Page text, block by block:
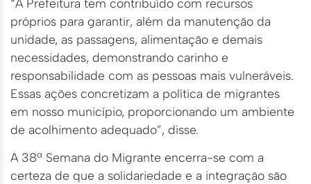
“A Prefeitura tem contribuído com recursos
próprios para garantir, além da manutenção da
unidade, as passagens, alimentação e demais
necessidades, demonstrando carinho e
responsabilidade com as pessoas mais vulneráveis.
Essas ações concretizam a política de migrantes
em nosso município, proporcionando um ambiente
de acolhimento adequado”, disse.
A 38ª Semana do Migrante encerra-se com a
certeza de que a solidariedade e a integração são